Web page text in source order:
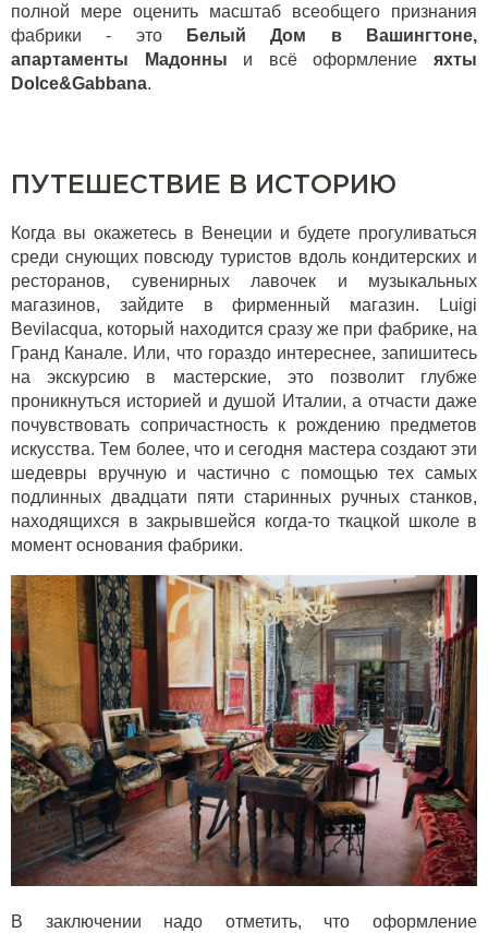
полной мере оценить масштаб всеобщего признания
фабрики - это
Белый Дом в Вашингтоне,
апартаменты Мадонны и всё оформлениеяхты
Dolce&Gabbana.
ПУТЕШЕСТВИЕ В ИСТОРИЮ
Когда вы окажетесь в Венеции и будете прогуливаться
среди снующих повсюду туристов вдоль кондитерских и
ресторанов, сувенирных лавочек и музыкальных
магазинов, зайдите в фирменный магазин. Luigi
Bevilacqua, который находится сразу же при фабрике, на
Гранд Канале. Или, что гораздо интереснее, запишитесь
на экскурсию в мастерские, это позволит глубже
проникнуться историей и душой Италии, а отчасти даже
почувствовать сопричастность к рождению предметов
искусства. Тем более, что и сегодня мастера создают эти
шедевры вручную и частично с помощью тех самых
подлинных двадцати пяти старинных ручных станков,
находящихся в закрывшейся когда-то ткацкой школе в
момент основания фабрики.
В заключении надо отметить, что оформление